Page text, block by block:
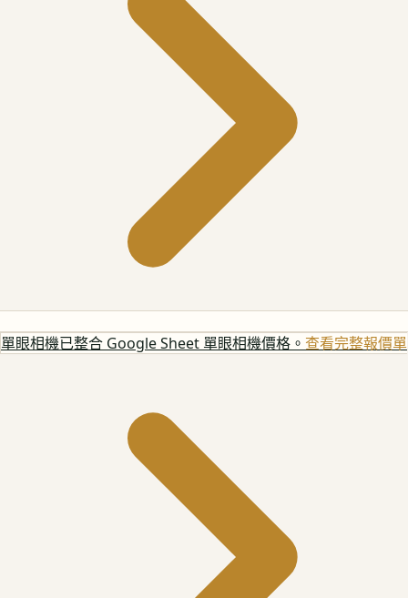
單眼相機已整合 Google Sheet 單眼相機價格。 查看完整報價單